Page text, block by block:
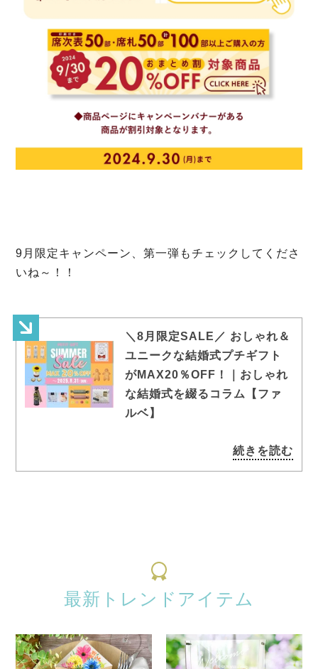
9月限定キャンペーン、第一弾もチェックしてくださ
いね～！！
＼8月限定SALE／ おしゃれ＆
ユニークな結婚式プチギフト
がMAX20％OFF！｜おしゃれ
な結婚式を綴るコラム【ファ
ルベ】
続きを読む
最新トレンドアイテム